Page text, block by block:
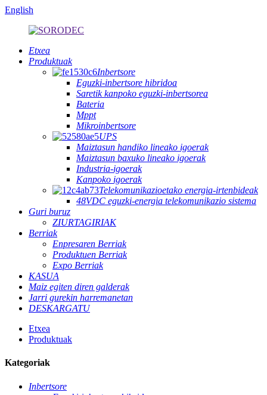
English
Etxea
Produktuak
Inbertsore
Eguzki-inbertsore hibridoa
Saretik kanpoko eguzki-inbertsorea
Bateria
Mppt
Mikroinbertsore
UPS
Maiztasun handiko lineako igoerak
Maiztasun baxuko lineako igoerak
Industria-igoerak
Kanpoko igoerak
Telekomunikazioetako energia-irtenbideak
48VDC eguzki-energia telekomunikazio sistema
Guri buruz
ZIURTAGIRIAK
Berriak
Enpresaren Berriak
Produktuen Berriak
Expo Berriak
KASUA
Maiz egiten diren galderak
Jarri gurekin harremanetan
DESKARGATU
Etxea
Produktuak
Kategoriak
Inbertsore